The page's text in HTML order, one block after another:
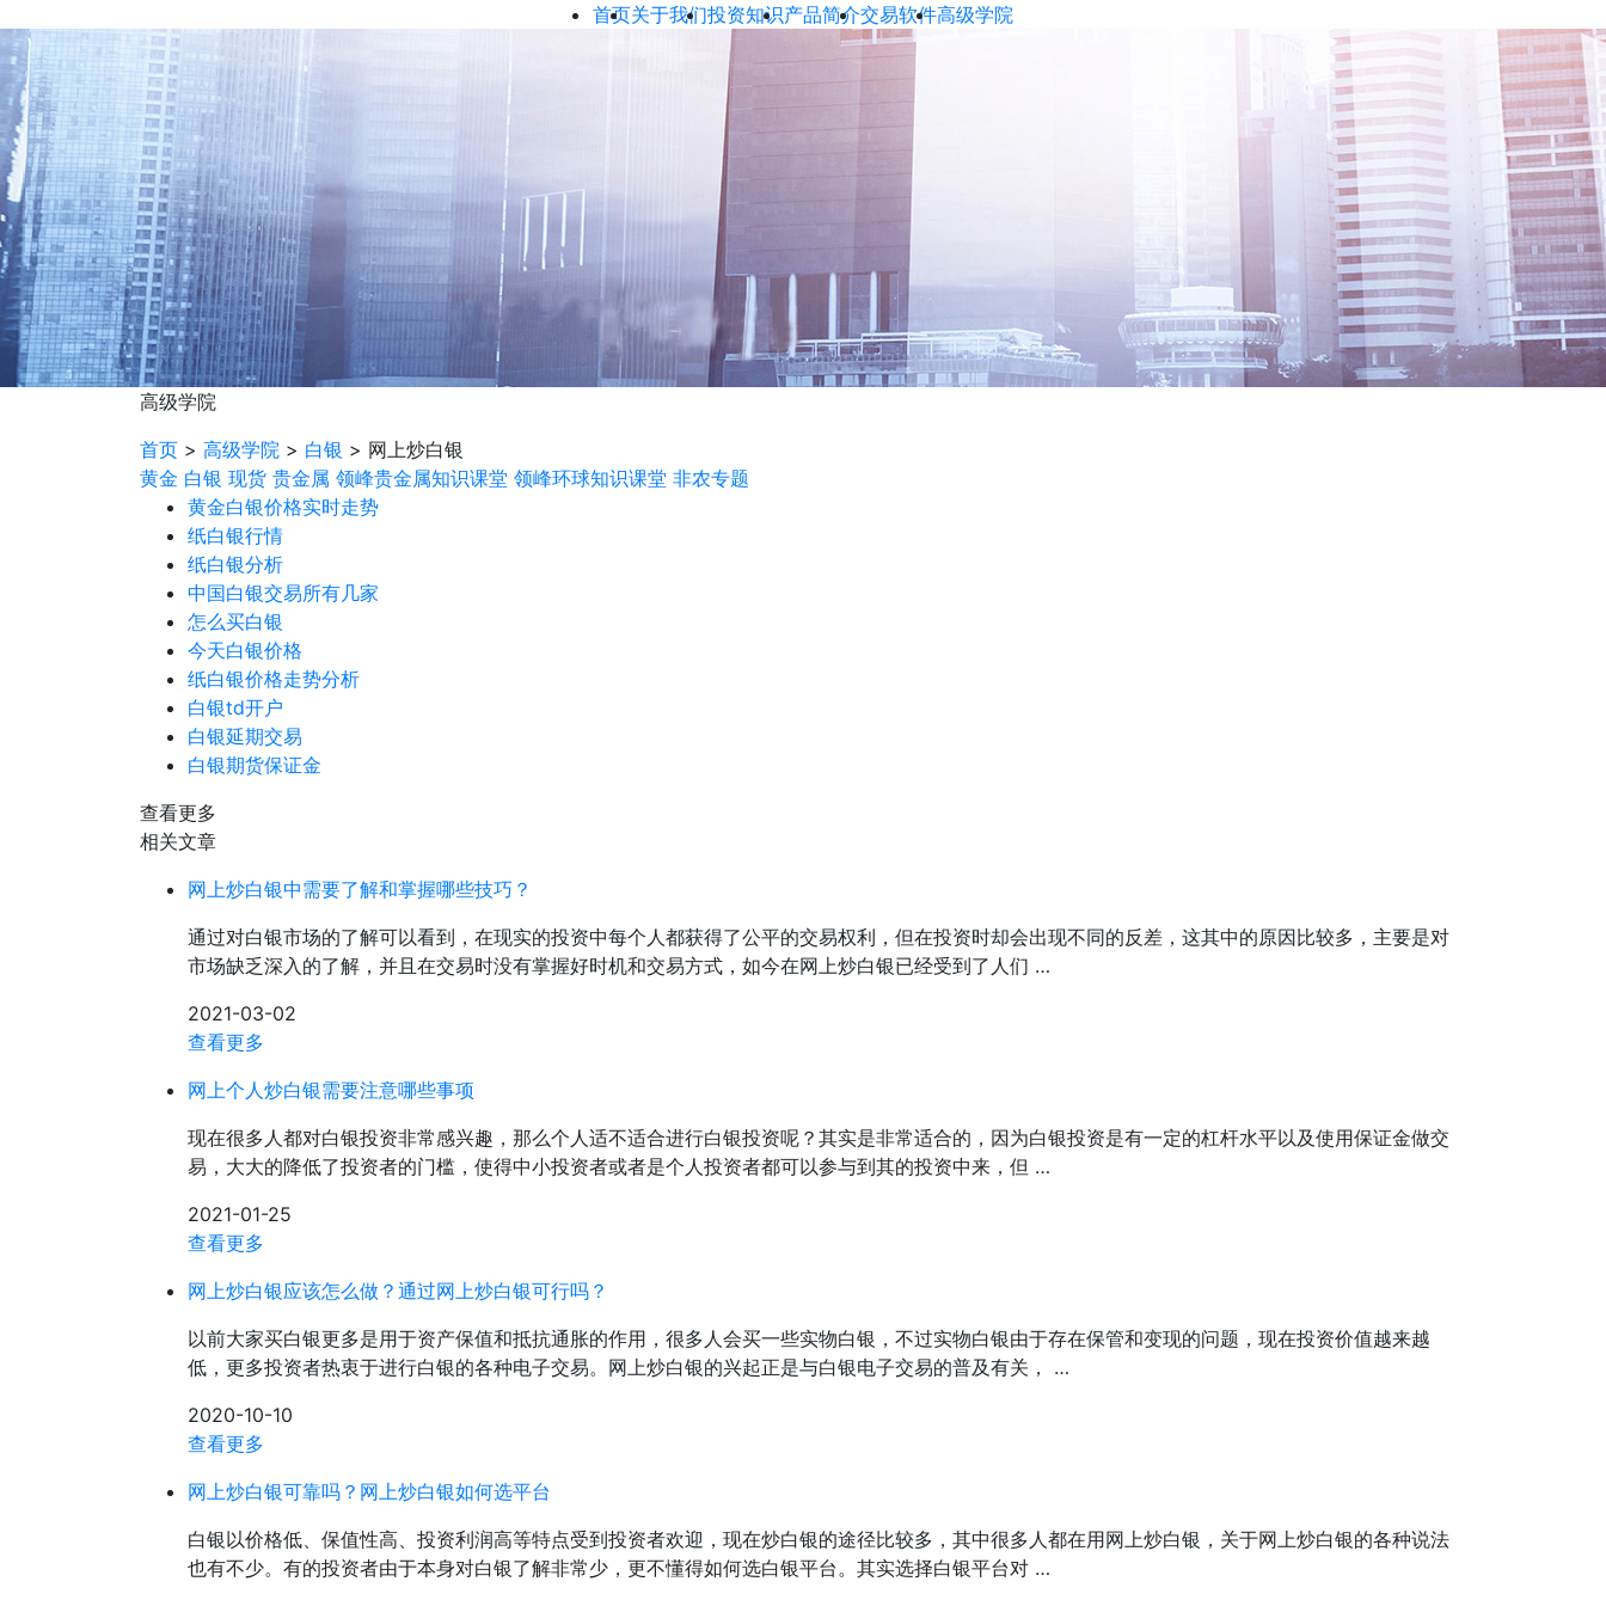
首页关于我们投资知识产品简介交易软件高级学院
高级学院
首页 > 高级学院 > 白银 > 网上炒白银
黄金 白银 现货 贵金属 领峰贵金属知识课堂 领峰环球知识课堂 非农专题
黄金白银价格实时走势
纸白银行情
纸白银分析
中国白银交易所有几家
怎么买白银
今天白银价格
纸白银价格走势分析
白银td开户
白银延期交易
白银期货保证金
查看更多
相关文章
网上炒白银中需要了解和掌握哪些技巧？
通过对白银市场的了解可以看到，在现实的投资中每个人都获得了公平的交易权利，但在投资时却会出现不同的反差，这其中的原因比较多，主要是对
市场缺乏深入的了解，并且在交易时没有掌握好时机和交易方式，如今在网上炒白银已经受到了人们 …
2021-03-02
查看更多
网上个人炒白银需要注意哪些事项
现在很多人都对白银投资非常感兴趣，那么个人适不适合进行白银投资呢？其实是非常适合的，因为白银投资是有一定的杠杆水平以及使用保证金做交
易，大大的降低了投资者的门槛，使得中小投资者或者是个人投资者都可以参与到其的投资中来，但 …
2021-01-25
查看更多
网上炒白银应该怎么做？通过网上炒白银可行吗？
以前大家买白银更多是用于资产保值和抵抗通胀的作用，很多人会买一些实物白银，不过实物白银由于存在保管和变现的问题，现在投资价值越来越
低，更多投资者热衷于进行白银的各种电子交易。网上炒白银的兴起正是与白银电子交易的普及有关， …
2020-10-10
查看更多
网上炒白银可靠吗？网上炒白银如何选平台
白银以价格低、保值性高、投资利润高等特点受到投资者欢迎，现在炒白银的途径比较多，其中很多人都在用网上炒白银，关于网上炒白银的各种说法
也有不少。有的投资者由于本身对白银了解非常少，更不懂得如何选白银平台。其实选择白银平台对 …